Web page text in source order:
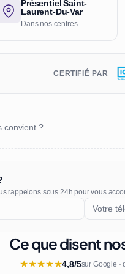
Présentiel Saint-
Laurent-Du-Var
Dans nos centres
CERTIFIÉ PAR
convient ?
rappelons sous 24h pour vous
Ce que disent
★★★★★4,8/5sur Google ·